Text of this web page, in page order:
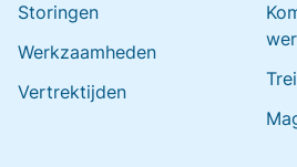
Storingen
Werkzaamheden
Vertrektijden